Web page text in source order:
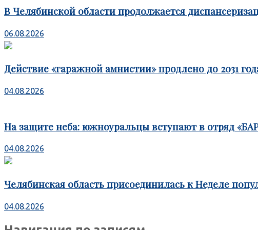
В Челябинской области продолжается
06.08.2026
Действие «гаражной амнистии» продлено до 2031
04.08.2026
На защите неба: южноуральцы вступают в отряд
04.08.2026
Челябинская область присоединилась к Неделе
04.08.2026